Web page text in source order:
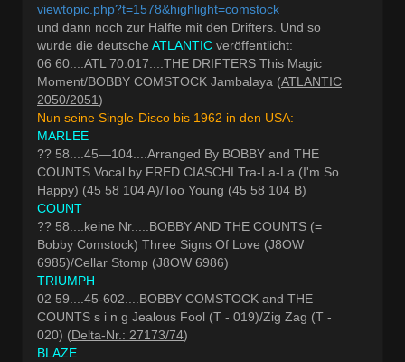
viewtopic.php?t=1578&highlight=comstock
und dann noch zur Hälfte mit den Drifters. Und so
wurde die deutsche ATLANTIC veröffentlicht:
06 60....ATL 70.017....THE DRIFTERS This Magic
Moment/BOBBY COMSTOCK Jambalaya (ATLANTIC
2050/2051)
Nun seine Single-Disco bis 1962 in den USA:
MARLEE
?? 58....45—104....Arranged By BOBBY and THE
COUNTS Vocal by FRED CIASCHI Tra-La-La (I'm So
Happy) (45 58 104 A)/Too Young (45 58 104 B)
COUNT
?? 58....keine Nr.....BOBBY AND THE COUNTS (=
Bobby Comstock) Three Signs Of Love (J8OW
6985)/Cellar Stomp (J8OW 6986)
TRIUMPH
02 59....45-602....BOBBY COMSTOCK and THE
COUNTS s i n g Jealous Fool (T - 019)/Zig Zag (T -
020) (Delta-Nr.: 27173/74)
BLAZE